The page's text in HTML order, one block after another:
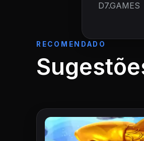
D7.GAMES
RECOMENDADO